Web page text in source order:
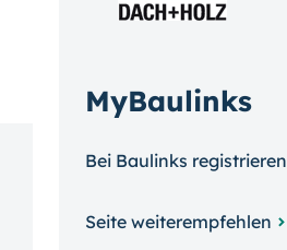
MyBaulinks
Bei Baulinks registrieren
Seite weiterempfehlen